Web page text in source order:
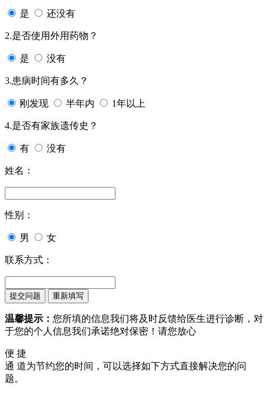
是 还没有
2.是否使用外用药物？
是 没有
3.患病时间有多久？
刚发现 半年内 1年以上
4.是否有家族遗传史？
有 没有
姓名：
性别：
男 女
联系方式：
温馨提示： 您所填的信息我们将及时反馈给医生进行诊断，对
于您的个人信息我们承诺绝对保密！请您放心
便 捷
通 道为节约您的时间，可以选择如下方式直接解决您的问
题。